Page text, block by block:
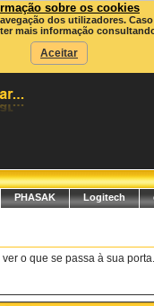
sobre os cookies
dos utilizadores.
mais informação
Aceitar
PHASAK Logitech
o que se passa à sua